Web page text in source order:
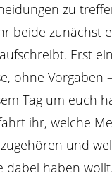
zu
beide zunächst
Erst
ohne Vorgaben
Tag um euch
ihr, welche
und
dabei haben